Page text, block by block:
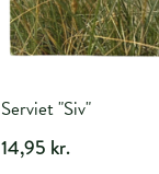
Serviet "Siv"
14,95 kr.